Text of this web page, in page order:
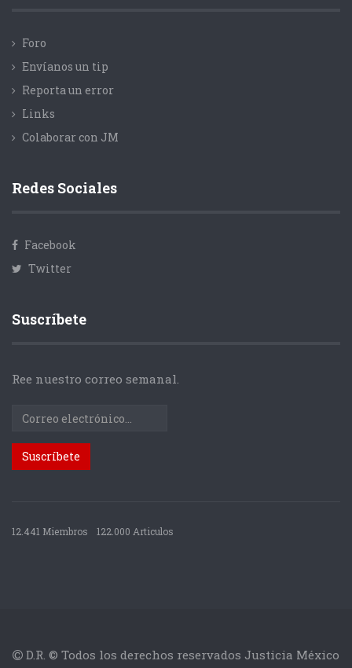
Foro
Envíanos un tip
Reporta un error
Links
Colaborar con JM
Redes Sociales
Facebook
Twitter
Suscríbete
Ree nuestro correo semanal.
12.441 Miembros 122.000 Articulos
D.R. © Todos los derechos reservados Justicia México